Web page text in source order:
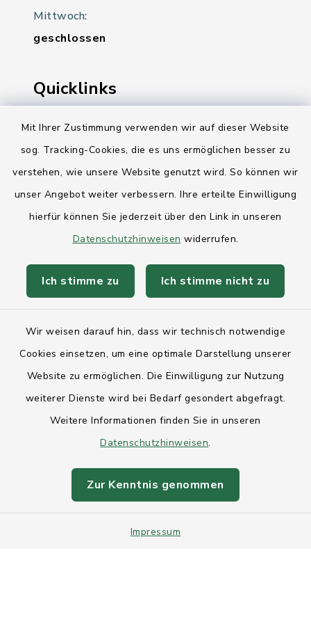
Mit Ihrer Zustimmung verwenden wir auf dieser Website
sog. Tracking-Cookies, die es uns ermöglichen besser zu
verstehen, wie unsere Website genutzt wird. So können wir
unser Angebot weiter verbessern. Ihre erteilte Einwilligung
hierfür können Sie jederzeit über den Link in unseren
Datenschutzhinweisen widerrufen.
Ich stimme zu Ich stimme nicht zu
Wir weisen darauf hin, dass wir technisch notwendige
Cookies einsetzen, um eine optimale Darstellung unserer
Website zu ermöglichen. Die Einwilligung zur Nutzung
weiterer Dienste wird bei Bedarf gesondert abgefragt.
Weitere Informationen finden Sie in unseren
Datenschutzhinweisen.
Zur Kenntnis genommen
Impressum
Mittwoch:
geschlossen
Quicklinks
Ihre Behördennummer 115
Landesregierung Schleswig-Holstein
AktivRegion Mittelholstein
Anfahrt
Datenschutz
Sitemap
Intranet